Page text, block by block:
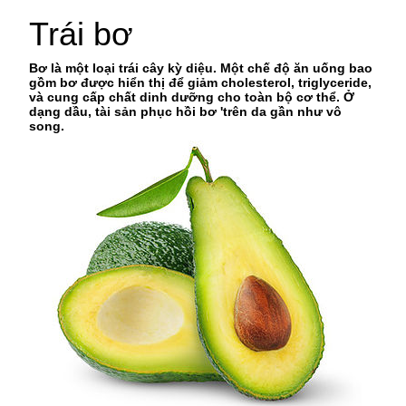
Trái bơ
Bơ là một loại trái cây kỳ diệu. Một chế độ ăn uống bao
gồm bơ được hiển thị để giảm cholesterol, triglyceride,
và cung cấp chất dinh dưỡng cho toàn bộ cơ thể. Ở
dạng dầu, tài sản phục hồi bơ 'trên da gần như vô
song.